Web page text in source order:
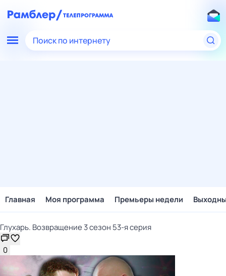
Поиск по интернету
Главная Моя программа Премьеры недели
Глухарь. Возвращение 3 сезон 53-я серия
0